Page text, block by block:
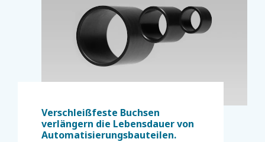
Verschleißfeste Buchsen
verlängern die Lebensdauer von
Automatisierungsbauteilen.